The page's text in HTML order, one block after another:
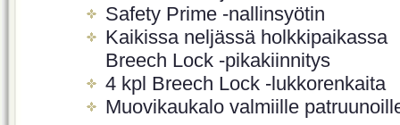
Safety Prime -nallinsyötin
Kaikissa neljässä holkkipaikassa
Breech Lock -pikakiinnitys
4 kpl Breech Lock -lukkorenkaita
Muovikaukalo valmiille